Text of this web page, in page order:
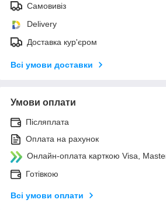
Самовивіз
Delivery
Доставка кур'єром
Всі умови доставки
Умови оплати
Післяплата
Оплата на рахунок
Онлайн-оплата карткою Visa,
Готівкою
Всі умови оплати